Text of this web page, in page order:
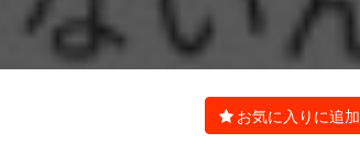
お気に入りに追加